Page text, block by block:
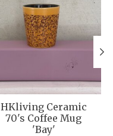
HKliving Ceramic
70's Coffee Mug
'Bay'